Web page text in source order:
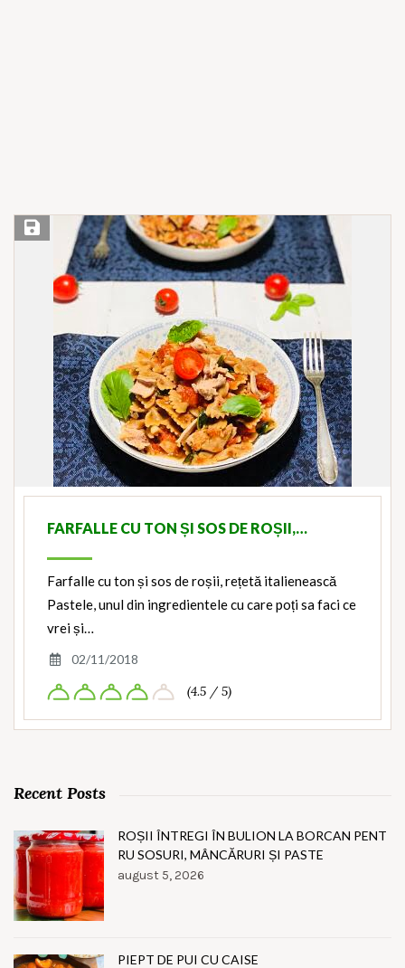
Save Recipe
FARFALLE CU TON ȘI SOS DE ROȘII,…
Farfalle cu ton și sos de roșii, rețetă italienească
Pastele, unul din ingredientele cu care poți sa faci ce
vrei și…
02/11/2018
(4.5 / 5)
Recent Posts
ROȘII ÎNTREGI ÎN BULION LA BORCAN PENT
RU SOSURI, MÂNCĂRURI ȘI PASTE
august 5, 2026
PIEPT DE PUI CU CAISE